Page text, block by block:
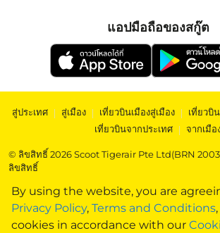
By using the website, you are
Privacy Policy, Terms and Conditions
cookies in accordance with our
แอปมือถือของสกู๊ต
สู่ประเทศ | สู่เมือง | เที่ยวบินเมืองสู่เมือง | เที่ยวบิ
เที่ยวบินจากประเทศ | จากเมือ
© ลิขสิทธิ์ 2026 Scoot Tigerair Pte Ltd(BRN
ลิขสิทธิ์